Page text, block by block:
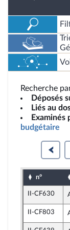
Recherche
Déposés
Liés au
Examinés
budgétaire
n°
II-CF630
II-CF803